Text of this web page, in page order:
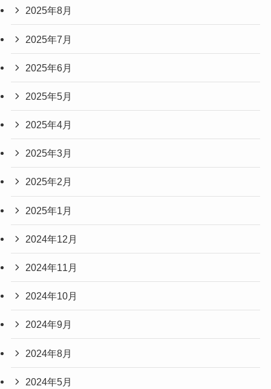
2025年8月
2025年7月
2025年6月
2025年5月
2025年4月
2025年3月
2025年2月
2025年1月
2024年12月
2024年11月
2024年10月
2024年9月
2024年8月
2024年5月